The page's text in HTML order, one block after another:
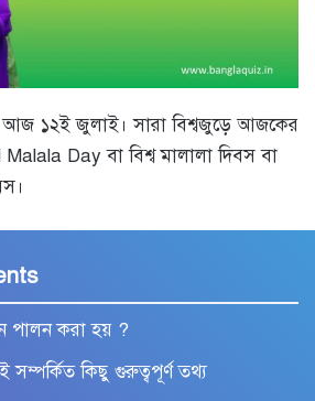
১২ই জুলাই। সারা বিশ্বজুড়ে আজকের
Day বা বিশ্ব মালালা দিবস বা
পালন করা হয় ?
সম্পর্কিত কিছু গুরুত্বপূর্ণ তথ্য